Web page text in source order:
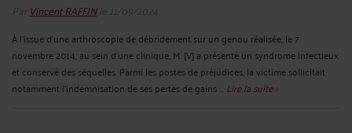
Par Vincent RAFFINle 11/09/2024
À l'issue d'une arthroscopie de débridement sur un genou réalisée, le 7
novembre 2014, au sein d'une clinique, M. [V] a présenté un syndrome infectieux
et conservé des séquelles. Parmi les postes de préjudices, la victime sollicitait
notamment l'indemnisation de ses pertes de gains ... Lire la suite >